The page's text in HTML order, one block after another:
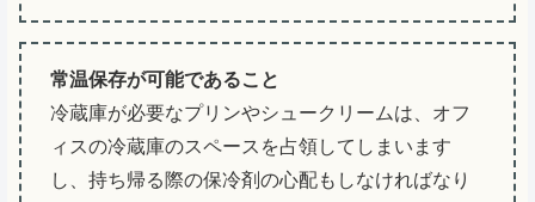
常温保存が可能であること
冷蔵庫が必要なプリンやシュークリームは、オフ
ィスの冷蔵庫のスペースを占領してしまいます
し、持ち帰る際の保冷剤の心配もしなければなり